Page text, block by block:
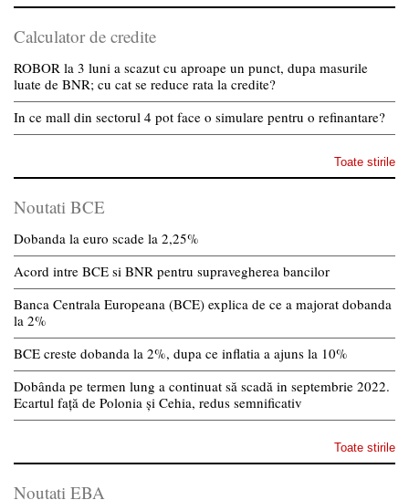
Calculator de credite
ROBOR la 3 luni a scazut cu aproape un punct, dupa masurile
luate de BNR; cu cat se reduce rata la credite?
In ce mall din sectorul 4 pot face o simulare pentru o refinantare?
Toate stirile
Noutati BCE
Dobanda la euro scade la 2,25%
Acord intre BCE si BNR pentru supravegherea bancilor
Banca Centrala Europeana (BCE) explica de ce a majorat dobanda
la 2%
BCE creste dobanda la 2%, dupa ce inflatia a ajuns la 10%
Dobânda pe termen lung a continuat să scadă in septembrie 2022.
Ecartul față de Polonia și Cehia, redus semnificativ
Toate stirile
Noutati EBA